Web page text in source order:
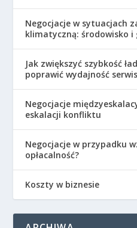
Negocjacje w sytuacjach
klimatyczną: środowisko i
Jak zwiększyć szybkość
poprawić wydajność
Negocjacje
eskalacji konfliktu
Negocjacje w przypadku
opłacalność?
Koszty w biznesie